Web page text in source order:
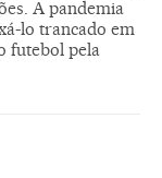
A pandemia
lo trancado em
futebol pela